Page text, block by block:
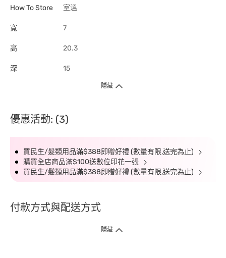
How To Store 室溫
寬 7
高 20.3
深 15
隱藏
優惠活動: (3)
買民生/髮類用品滿$388即贈好禮 (數量有限,送完為止)
購買全店商品滿$100送數位印花一張
買民生/髮類用品滿$388即贈好禮 (數量有限,送完為止)
付款方式與配送方式
隱藏